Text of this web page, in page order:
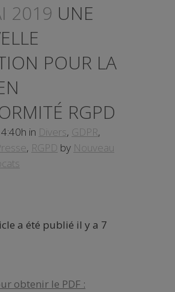
2019 UNE
POUR LA
RGPD
in Divers, GDPR,
, RGPD by Nouveau
a été publié il y a 7
obtenir le PDF :